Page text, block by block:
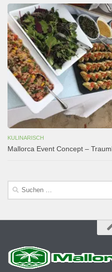
KULINARISCH
Mallorca Event Concept –
Suchen